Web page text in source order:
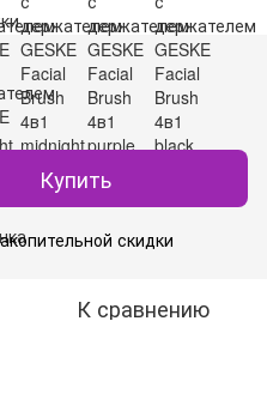
Купить
скидки
К сравнению